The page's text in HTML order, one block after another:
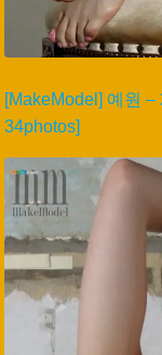
[MakeModel] 예원
34photos]